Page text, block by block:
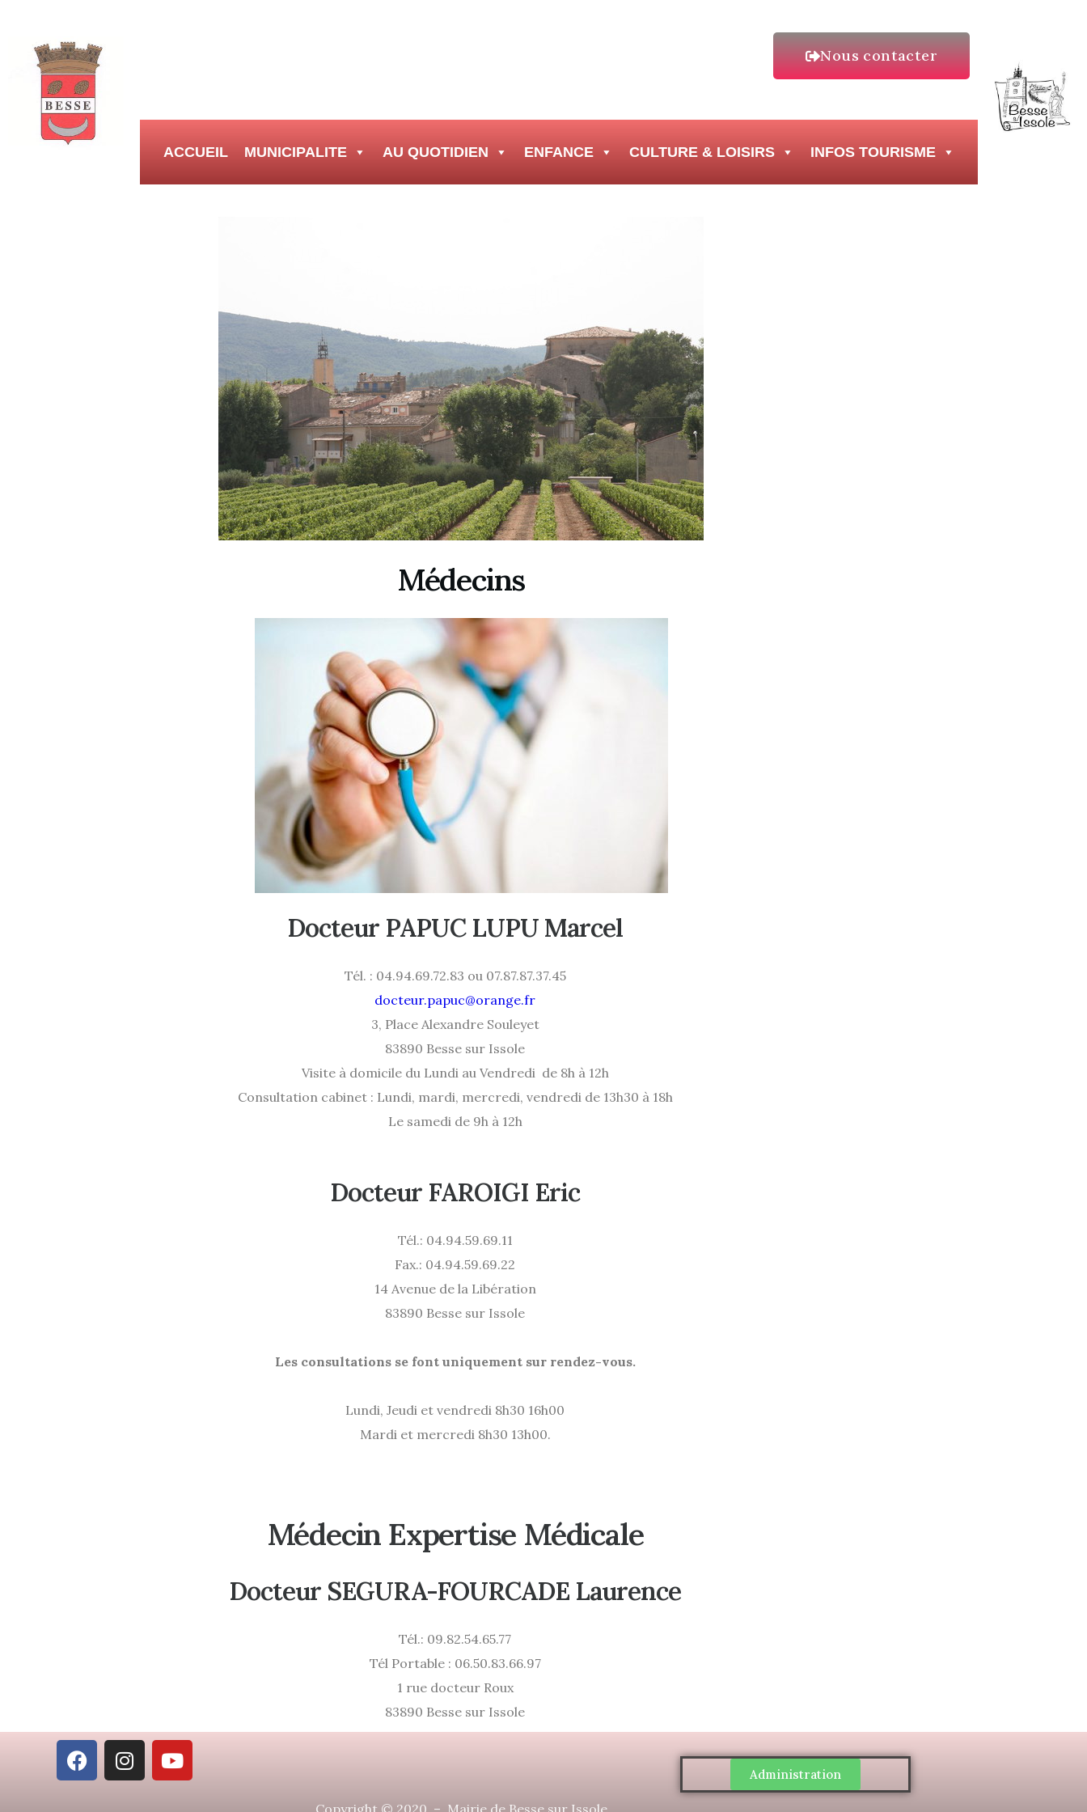
Nous contacter
ACCUEIL MUNICIPALITE AU QUOTIDIEN ENFANCE CULTURE & LOISIRS INFOS TOURISME
Médecins
Docteur PAPUC LUPU Marcel
Tél. : 04.94.69.72.83 ou 07.87.87.37.45
docteur.papuc@orange.fr
3, Place Alexandre Souleyet
83890 Besse sur Issole
Visite à domicile du Lundi au Vendredi de 8h à 12h
Consultation cabinet : Lundi, mardi, mercredi, vendredi de 13h30 à 18h
Le samedi de 9h à 12h
Docteur FAROIGI Eric
Tél.: 04.94.59.69.11
Fax.: 04.94.59.69.22
14 Avenue de la Libération
83890 Besse sur Issole
Les consultations se font uniquement sur rendez-vous.
Lundi, Jeudi et vendredi 8h30 16h00
Mardi et mercredi 8h30 13h00.
Médecin Expertise Médicale
Docteur SEGURA-FOURCADE Laurence
Tél.: 09.82.54.65.77
Tél Portable : 06.50.83.66.97
1 rue docteur Roux
83890 Besse sur Issole
Copyright © 2020 – Mairie de Besse sur Issole
Administration